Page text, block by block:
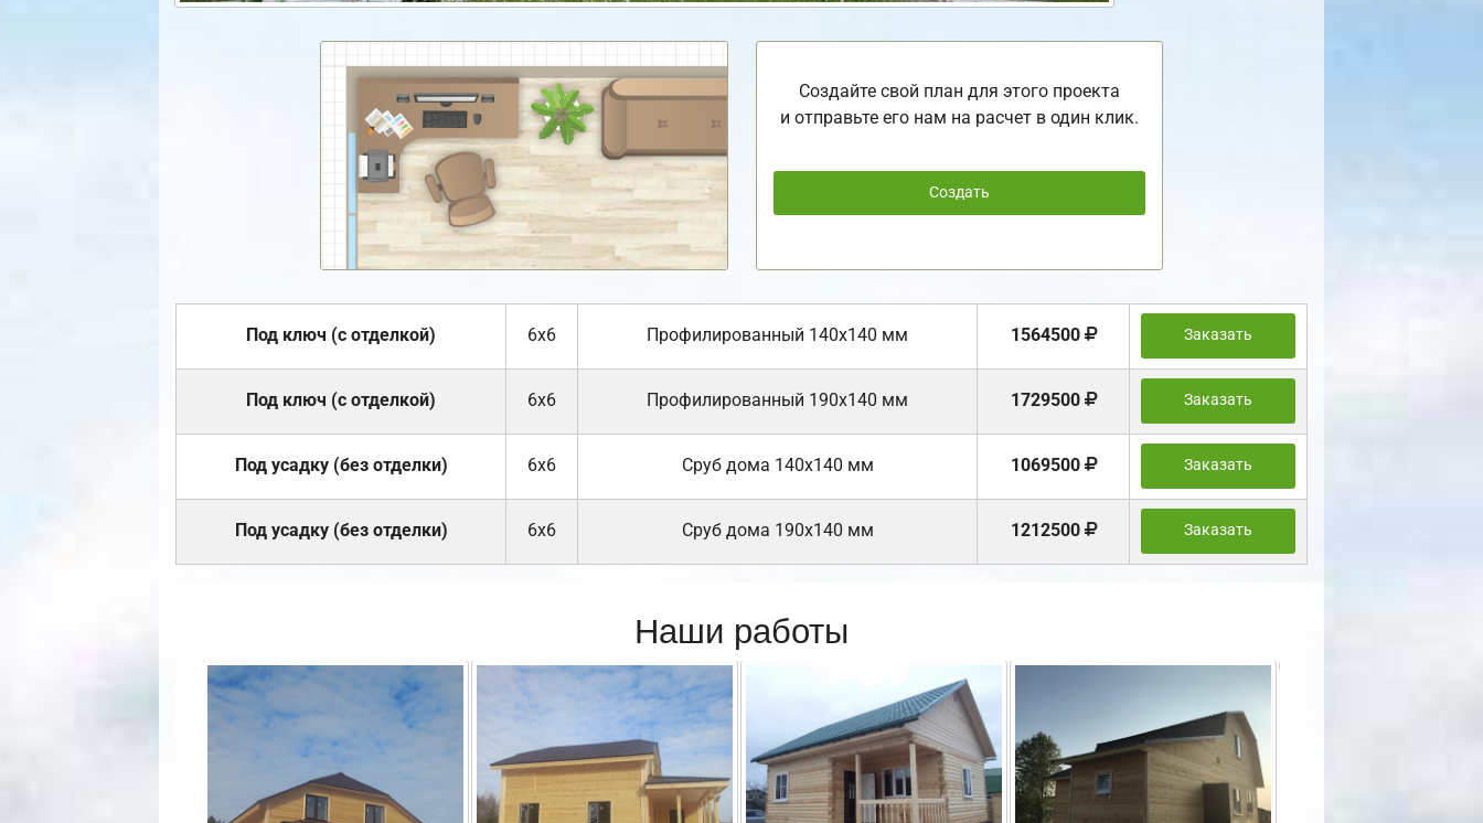
Создайте свой план для этого проекта
и отправьте его нам на расчет в один клик.
Создать
Под ключ (с отделкой) 6х6 Профилированный 140х140 мм 1564500 Заказать
Под ключ (с отделкой) 6х6 Профилированный 190х140 мм 1729500 Заказать
Под усадку (без отделки) 6х6 Cруб дома 140х140 мм 1069500 Заказать
Под усадку (без отделки) 6х6 Cруб дома 190х140 мм 1212500 Заказать
Наши работы